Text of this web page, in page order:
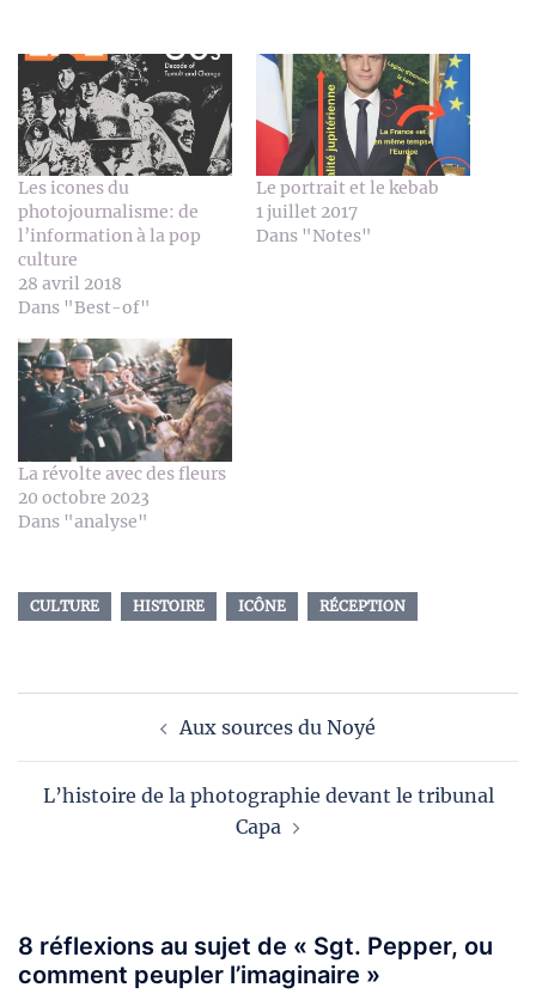
Les icones du
photojournalisme: de
l’information à la pop
culture
28 avril 2018
Dans "Best-of"
Le portrait et le kebab
1 juillet 2017
Dans "Notes"
La révolte avec des fleurs
20 octobre 2023
Dans "analyse"
CULTURE HISTOIRE ICÔNE RÉCEPTION
Aux sources du Noyé
L’histoire de la photographie devant le tribunal
Capa
8 réflexions au sujet de « Sgt. Pepper, ou
comment peupler l’imaginaire »